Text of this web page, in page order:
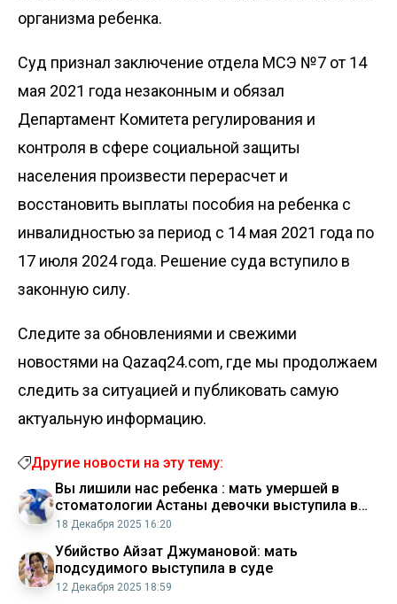
организма ребенка.
Суд признал заключение отдела МСЭ №7 от 14
мая 2021 года незаконным и обязал
Департамент Комитета регулирования и
контроля в сфере социальной защиты
населения произвести перерасчет и
восстановить выплаты пособия на ребенка с
инвалидностью за период с 14 мая 2021 года по
17 июля 2024 года. Решение суда вступило в
законную силу.
Следите за обновлениями и свежими
новостями на Qazaq24.com, где мы продолжаем
следить за ситуацией и публиковать самую
актуальную информацию.
Другие новости на эту тему:
Вы лишили нас ребенка : мать умершей в
стоматологии Астаны девочки выступила в
суде
18 Декабря 2025 16:20
Убийство Айзат Джумановой: мать
подсудимого выступила в суде
12 Декабря 2025 18:59